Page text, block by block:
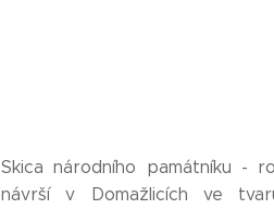
Skica národního památníku -
návrší v Domažlicích ve